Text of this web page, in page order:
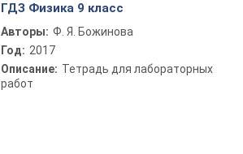
ГДЗ Физика 9 класс
Авторы: Ф. Я. Божинова
Год: 2017
Описание: Тетрадь для лабораторных
работ